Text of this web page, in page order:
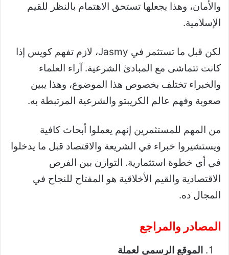
والأمان، وهذا يجعلها تستحق الاهتمام بالنظر للقيم
الإسلامية.
لكن قبل ما تستثمر في Jasmy، لازم تفهم كويس إذا
كانت تتماشى مع المبادئ الشرعية. آراء العلماء
والخبراء تختلف بخصوص هذا الموضوع، وهذا يبين
صعوبة وفهم عالم الكريبتو والشرعية المرتبطة به.
من المهم للمستثمرين إنهم يعملوا أبحاث كافية
ويستشيروا خبراء في الشريعة والاقتصاد قبل ما يدخلوا
في أي خطوة استثمارية. التوازن بين الفرص
الاقتصادية والقيم الأخلاقية هو المفتاح للنجاح في
المجال ده.
المصادر والمراجع
الموقع الرسمي لعملة